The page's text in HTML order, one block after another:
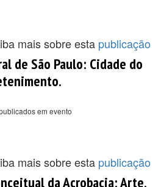
mais sobre esta publicação
de São Paulo: Cidade do
em evento
mais sobre esta publicação
da Acrobacia: Arte,